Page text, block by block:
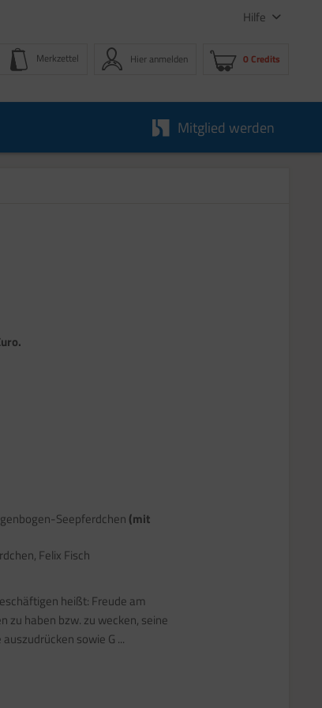
Hilfe
Merkzettel Hier anmelden 0 Credits
Mitglied werden
Seepferdchen (mit
Felix Fisch
heißt: Freude am
haben bzw. zu wecken, seine
sowie G ...